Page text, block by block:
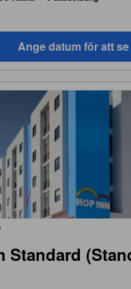
Ange datum för att
Standard